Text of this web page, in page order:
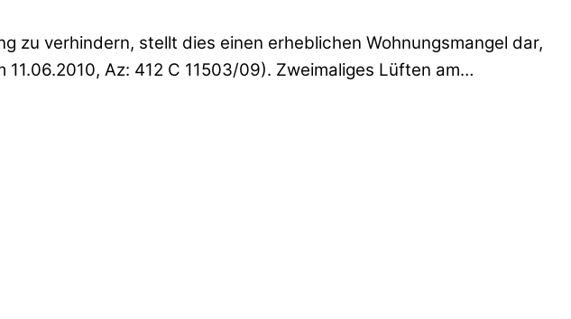
zu verhindern, stellt dies einen erheblichen Wohnungsmangel dar,
Az: 412 C 11503/09). Zweimaliges Lüften am…